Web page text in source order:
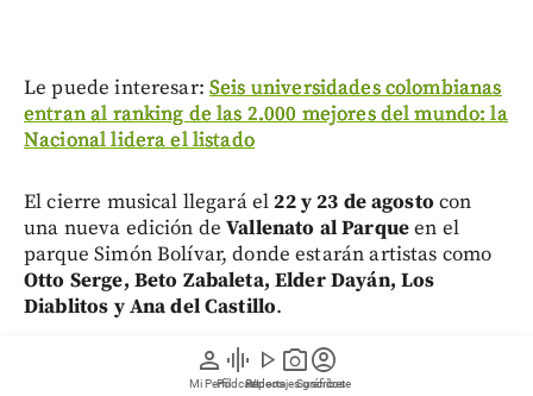
person
Mi Perfil
graphic_eq
Pódcast
play_arrow
Videos
photo_camera
Reportajes gráficos
account_circle
Suscríbete
Le puede interesar: Seis universidades colombianas
entran al ranking de las 2.000 mejores del mundo: la
Nacional lidera el listado
El cierre musical llegará el22 y 23 de agosto con
una nueva edición deVallenato al Parqueen el
parque Simón Bolívar, donde estarán artistas como
Otto Serge, Beto Zabaleta, Elder Dayán, Los
Diablitos y Ana del Castillo.